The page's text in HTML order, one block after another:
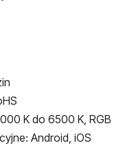
K do 6500 K, RGB
Android, iOS